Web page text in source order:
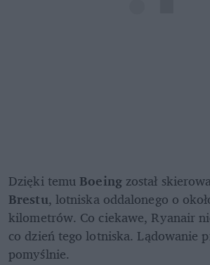
Dzięki temu Boeing
Brestu, lotniska oddalonego o
kilometrów. Co ciekawe, Ryanair
co dzień tego lotniska. Lądowanie
pomyślnie.